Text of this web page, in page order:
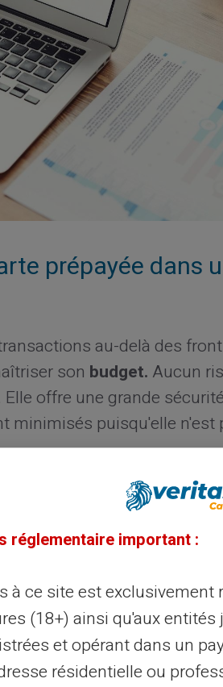
prépayée dans
au-delà des
son budget. Aucun
offre une grande
minimisés puisqu'elle n'est
la Carte Veritas
et ses multiples
achats en ligne et en
facile par espèces,
réglementaire important :
à ce site est exclusivement
(18+) ainsi qu'aux
et opérant dans un
résidentielle ou